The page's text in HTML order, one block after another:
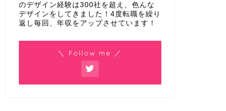
のデザイン経験は300社を超え、色んな
デザインをしてきました！4度転職を繰り
返し毎回、年収をアップさせています！
＼ Follow me ／